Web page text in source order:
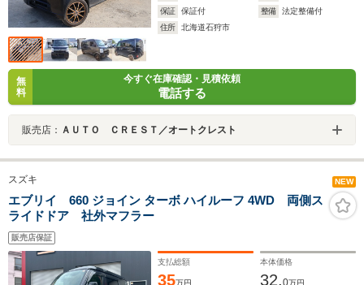
保証
保証付 整備
法定整備付
住所
北海道石狩市
無
料
今すぐ在庫確認・見積依頼
電話する
販売店： ＡＵＴＯ ＣＲＥＳＴ／オートクレスト
スズキ NEW
エブリイ 660 ジョイン ターボ ハイルーフ 4WD 両側ス
ライドドア 社外マフラー
販売店保証
支払総額
35万円
本体価格
32.0万円